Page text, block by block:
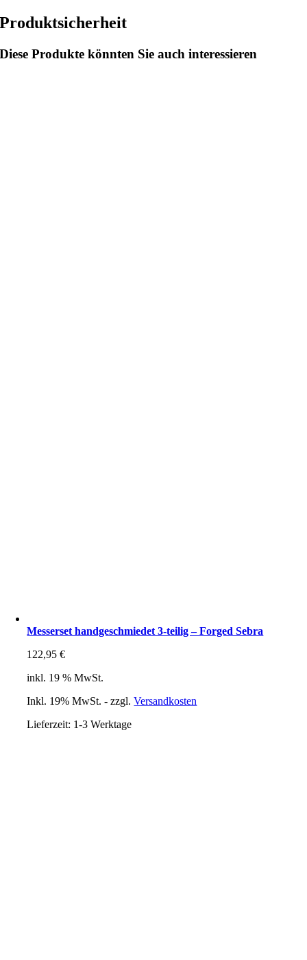
Produktsicherheit
Diese Produkte könnten Sie auch interessieren
Messerset handgeschmiedet 3-teilig – Forged Sebra
122,95€
inkl. 19 % MwSt.
Inkl. 19% MwSt. - zzgl.Versandkosten
Lieferzeit: 1-3 Werktage